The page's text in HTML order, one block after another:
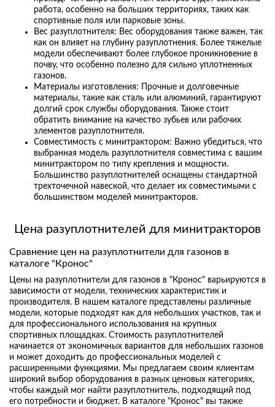
работа, особенно на больших территориях, таких как
спортивные поля или парковые зоны.
Вес разуплотнителя: Вес оборудования также важен, так
как он влияет на глубину разуплотнения. Более тяжелые
модели обеспечивают более глубокое проникновение в
почву, что особенно полезно для сильно уплотненных
газонов.
Материалы изготовления: Прочные и долговечные
материалы, такие как сталь или алюминий, гарантируют
долгий срок службы оборудования. Также стоит
обратить внимание на качество зубьев или рабочих
элементов разуплотнителя.
Совместимость с минитрактором: Важно убедиться, что
выбранная модель разуплотнителя совместима с вашим
минитрактором по типу крепления и мощности.
Большинство разуплотнителей оснащены стандартной
трехточечной навеской, что делает их совместимыми с
большинством моделей минитракторов.
Цена разуплотнителей для минитракторов
Сравнение цен на разуплотнители для газонов в
каталоге "Кронос"
Цены на разуплотнители для газонов в "Кронос" варьируются в
зависимости от модели, технических характеристик и
производителя. В нашем каталоге представлены различные
модели, которые подходят как для небольших участков, так и
для профессионального использования на крупных
спортивных площадках. Стоимость разуплотнителей
начинается от экономичных вариантов для небольших газонов
и может доходить до профессиональных моделей с
расширенными функциями. Мы предлагаем своим клиентам
широкий выбор оборудования в разных ценовых категориях,
чтобы каждый мог найти разуплотнитель, подходящий под
его потребности и бюджет. В каталоге "Кронос" вы также